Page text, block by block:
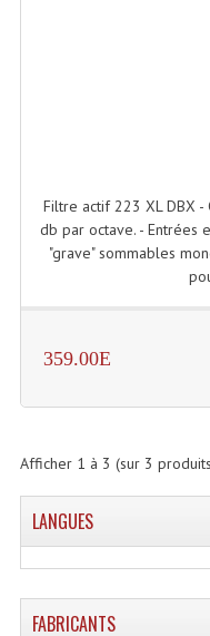
Lecteurs
Lecteurs
Filtre actif 223 XL DBX
db par octave. - Entrées
"grave" sommables
359.00E
Afficher 1 à 3 (sur 3
LANGUES
FABRICANTS